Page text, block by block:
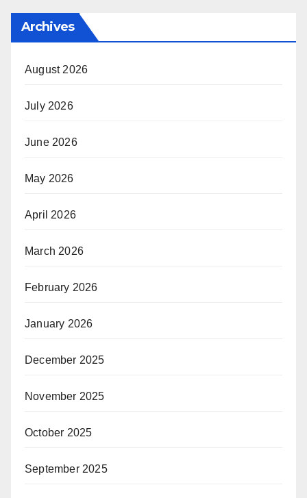
Archives
August 2026
July 2026
June 2026
May 2026
April 2026
March 2026
February 2026
January 2026
December 2025
November 2025
October 2025
September 2025